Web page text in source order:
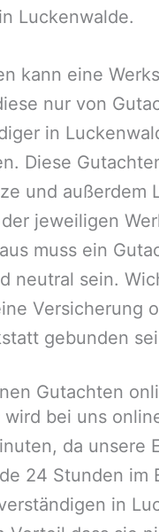
in Luckenwalde.
kann eine
nur von
in
Diese
und außerdem
jeweiligen
muss ein
neutral sein.
Versicherung
gebunden
Gutachten
wird bei uns
da unsere
24 Stunden im
in